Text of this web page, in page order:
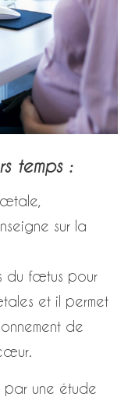
temps :
sur la
du fœtus pour
et il permet
de
par une étude